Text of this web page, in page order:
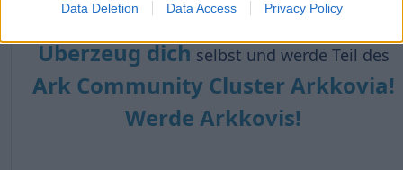
Data Deletion Data Access Privacy Policy
Überzeug dich selbst und werde Teil des
Ark Community Cluster Arkkovia!
Werde Arkkovis!